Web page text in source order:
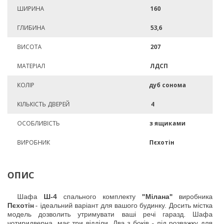
ШИРИНА 160
ГЛИБИНА 53,6
ВИСОТА 207
МАТЕРІАЛ ЛДСП
КОЛІР дуб сонома
КІЛЬКІСТЬ ДВЕРЕЙ 4
ОСОБЛИВІСТЬ з ящиками
ВИРОБНИК Пєхотін
ОПИС
Шафа Ш-4спального комплекту "Мілана"
виробника
Пєхотін - ідеальний варіант для вашого будинку. Досить містка
модель дозволить утримувати ваші речі гаразд. Шафа